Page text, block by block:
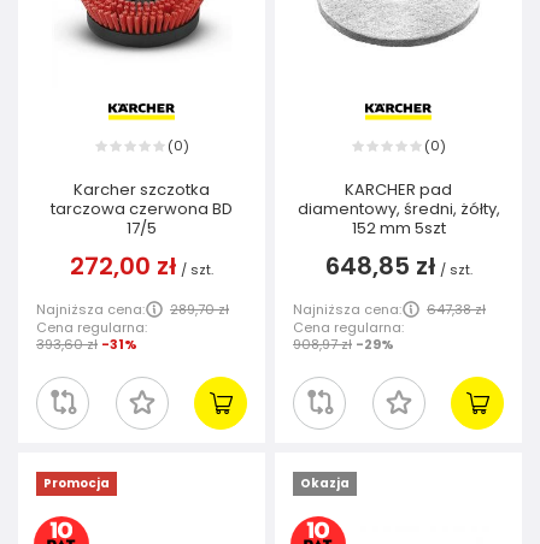
(0)
Karcher szczotka
tarczowa czerwona BD
17/5
272,00 zł / szt.
Najniższa cena:
289,70 zł
Cena regularna:
393,60 zł -31%
(0)
KARCHER pad
diamentowy, średni, żółty,
152 mm 5szt
648,85 zł / szt.
Najniższa cena:
647,38 zł
Cena regularna:
908,97 zł -29%
Promocja Okazja